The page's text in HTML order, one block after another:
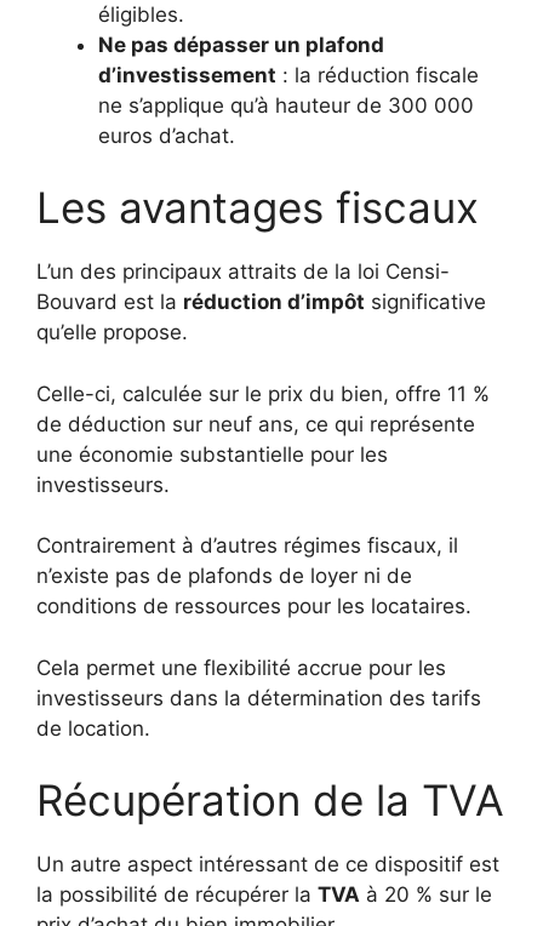
éligibles.
Ne pas dépasser un plafond
d’investissement : la réduction fiscale
ne s’applique qu’à hauteur de 300 000
euros d’achat.
Les avantages fiscaux
L’un des principaux attraits de la loi Censi-
Bouvard est la réduction d’impôt significative
qu’elle propose.
Celle-ci, calculée sur le prix du bien, offre 11 %
de déduction sur neuf ans, ce qui représente
une économie substantielle pour les
investisseurs.
Contrairement à d’autres régimes fiscaux, il
n’existe pas de plafonds de loyer ni de
conditions de ressources pour les locataires.
Cela permet une flexibilité accrue pour les
investisseurs dans la détermination des tarifs
de location.
Récupération de la TVA
Un autre aspect intéressant de ce dispositif est
la possibilité de récupérer la TVA à 20 % sur le